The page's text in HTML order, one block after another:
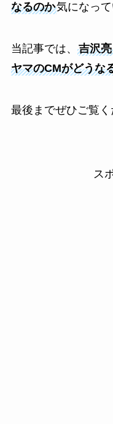
なるのか気になって
当記事では、 吉沢
ヤマのCMがどうな
最後までぜひご覧く
ス